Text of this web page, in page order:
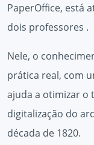
PaperOffice, está
dois professores .
Nele, o
prática real, com
ajuda a otimizar o
digitalização do
década de 1820.